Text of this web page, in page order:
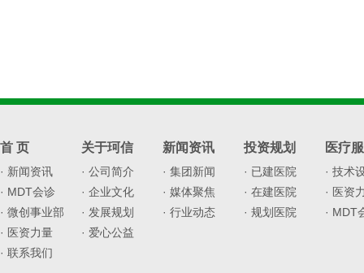
首 页
· 新闻资讯
· MDT会诊
· 微创事业部
· 医资力量
· 联系我们
关于珂信
· 公司简介
· 企业文化
· 发展规划
· 爱心公益
新闻资讯
· 集团新闻
· 媒体聚焦
· 行业动态
投资规划
· 已建医院
· 在建医院
· 规划医院
医疗
· 技术
· 医资
· MDT